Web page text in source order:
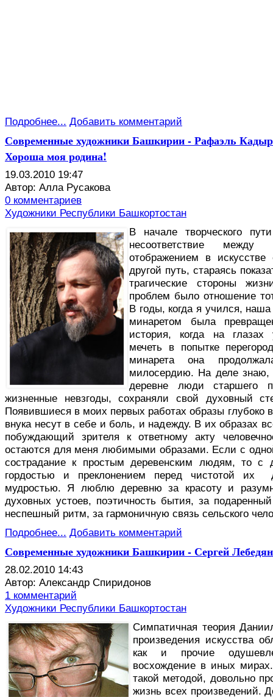
Подробнее... Добавить комментарий
Современные художники Башкирии - Рафаэль
Хороша моя родина!
19.03.2010 19:47
Автор: Алла Русакова
0 комментариев
Художники Республики Башкортостан
В начале творческого
несоответствие
отображением в
другой путь, стараясь
трагические стороны
проблем было отношение
В годы, когда я учился,
минаретом была
история, когда на
мечеть в попытке
минарета она
милосердию. На деле знаю,
деревне люди старшего
жизненные невзгоды, сохраняли свой духовный
Появившиеся в моих первых работах образы глубоко
внука несут в себе и боль, и надежду. В их образах
побуждающий зрителя к ответному акту
остаются для меня любимыми образами. Если с
сострадание к простым деревенским людям, то с
гордостью и преклонением перед чистотой
мудростью. Я люблю деревню за красоту и
духовных устоев, поэтичность бытия, за
неспешный ритм, за гармоничную связь сельского
Подробнее... Добавить комментарий
Современные художники Башкирии - Сергей
28.02.2010 14:43
Автор: Александр Спиридонов
1 комментарий
Художники Республики Башкортостан
Симпатичная теория
произведения искусства
как и прочие
восхождение в иных
такой методой, довольно
жизнь всех произведений.